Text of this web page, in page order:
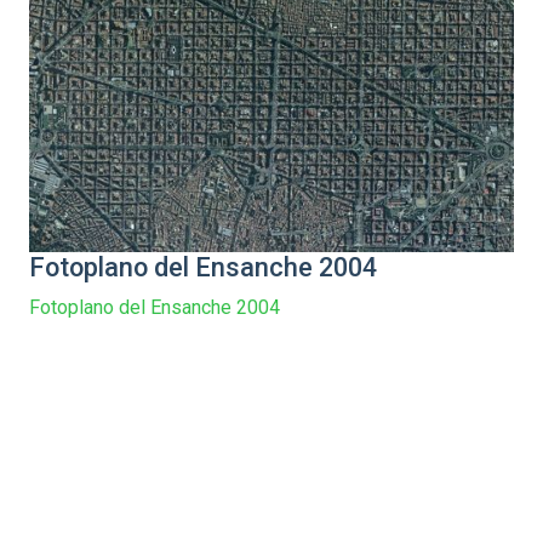
Fotoplano del Ensanche 2004
Fotoplano del Ensanche 2004